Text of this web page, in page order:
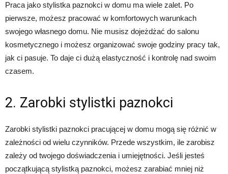
Praca jako stylistka paznokci w domu ma wiele zalet. Po
pierwsze, możesz pracować w komfortowych warunkach
swojego własnego domu. Nie musisz dojeżdżać do salonu
kosmetycznego i możesz organizować swoje godziny pracy tak,
jak ci pasuje. To daje ci dużą elastyczność i kontrolę nad swoim
czasem.
2. Zarobki stylistki paznokci
Zarobki stylistki paznokci pracującej w domu mogą się różnić w
zależności od wielu czynników. Przede wszystkim, ile zarobisz
zależy od twojego doświadczenia i umiejętności. Jeśli jesteś
początkującą stylistką paznokci, możesz zarabiać mniej niż